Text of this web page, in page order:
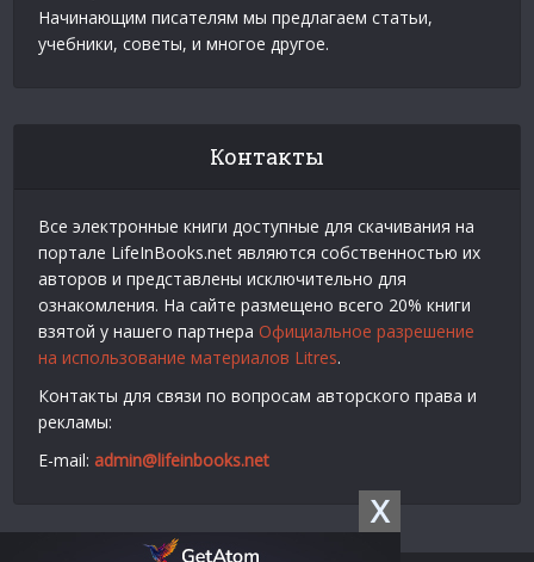
X
Начинающим писателям мы предлагаем статьи,
учебники, советы, и многое другое.
Контакты
Все электронные книги доступные для скачивания на
портале LifeInBooks.net являются собственностью их
авторов и представлены исключительно для
ознакомления. На сайте размещено всего 20% книги
взятой у нашего партнера Официальное разрешение
на использование материалов Litres.
Контакты для связи по вопросам авторского права и
рекламы:
E-mail: admin@lifeinbooks.net